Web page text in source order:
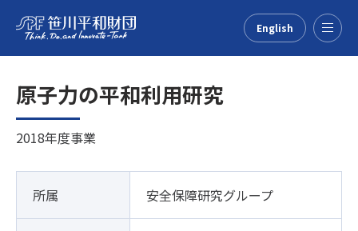
English
原子力の平和利用研究
2018年度事業
所属 安全保障研究グループ